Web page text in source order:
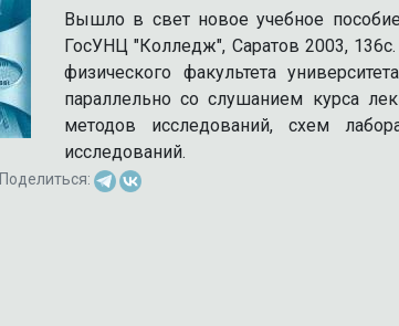
Вышло в свет новое учебное
ГосУНЦ "Колледж", Саратов 2003,
физического факультета
параллельно со слушанием курса
методов исследований, схем
исследований.
Поделиться: